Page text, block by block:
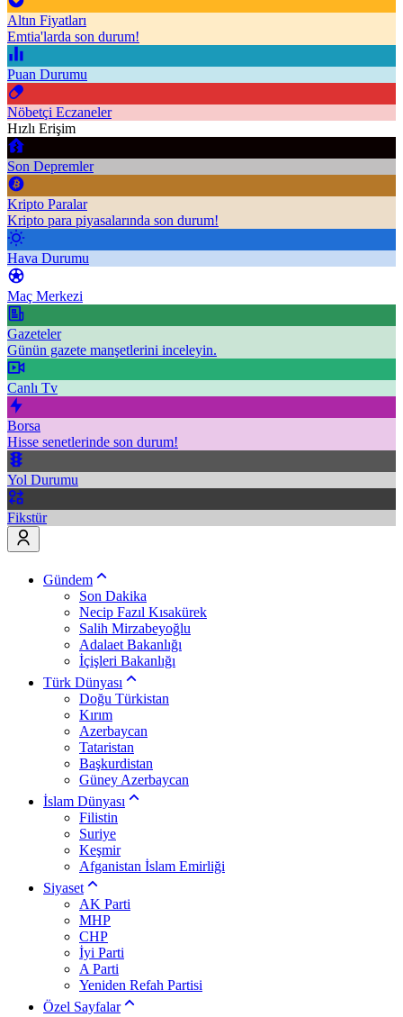
Altın Fiyatları
Emtia'larda son durum!
Puan Durumu
Nöbetçi Eczaneler
Hızlı Erişim
Son Depremler
Kripto Paralar
Kripto para piyasalarında son durum!
Hava Durumu
Maç Merkezi
Gazeteler
Günün gazete manşetlerini inceleyin.
Canlı Tv
Borsa
Hisse senetlerinde son durum!
Yol Durumu
Fikstür
Gündem
Son Dakika
Necip Fazıl Kısakürek
Salih Mirzabeyoğlu
Adalaet Bakanlığı
İçişleri Bakanlığı
Türk Dünyası
Doğu Türkistan
Kırım
Azerbaycan
Tataristan
Başkurdistan
Güney Azerbaycan
İslam Dünyası
Filistin
Suriye
Keşmir
Afganistan İslam Emirliği
Siyaset
AK Parti
MHP
CHP
İyi Parti
A Parti
Yeniden Refah Partisi
Özel Sayfalar